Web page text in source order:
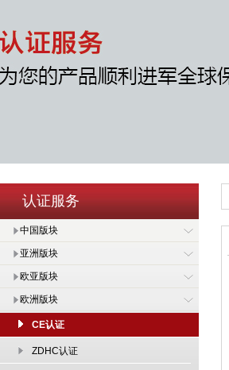
认证服务
中国版块
亚洲版块
欧亚版块
欧洲版块
CE认证
ZDHC认证